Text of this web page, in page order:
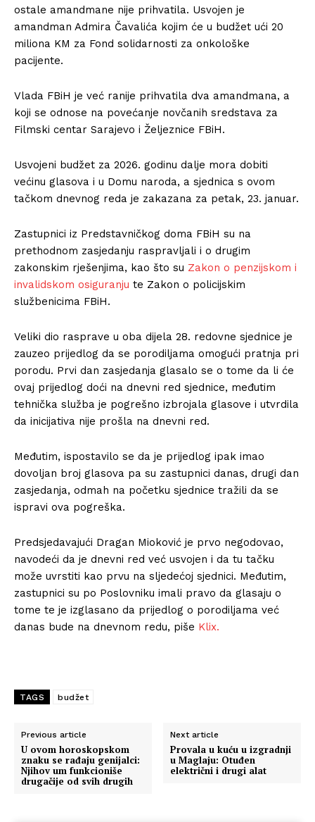
ostale amandmane nije prihvatila. Usvojen je
amandman Admira Čavalića kojim će u budžet ući 20
miliona KM za Fond solidarnosti za onkološke
pacijente.
Vlada FBiH je već ranije prihvatila dva amandmana, a
koji se odnose na povećanje novčanih sredstava za
Filmski centar Sarajevo i Željeznice FBiH.
Usvojeni budžet za 2026. godinu dalje mora dobiti
većinu glasova i u Domu naroda, a sjednica s ovom
tačkom dnevnog reda je zakazana za petak, 23. januar.
Zastupnici iz Predstavničkog doma FBiH su na
prethodnom zasjedanju raspravljali i o drugim
zakonskim rješenjima, kao što su Zakon o penzijskom i
invalidskom osiguranju te Zakon o policijskim
službenicima FBiH.
Veliki dio rasprave u oba dijela 28. redovne sjednice je
zauzeo prijedlog da se porodiljama omogući pratnja pri
porodu. Prvi dan zasjedanja glasalo se o tome da li će
ovaj prijedlog doći na dnevni red sjednice, međutim
tehnička služba je pogrešno izbrojala glasove i utvrdila
da inicijativa nije prošla na dnevni red.
Međutim, ispostavilo se da je prijedlog ipak imao
dovoljan broj glasova pa su zastupnici danas, drugi dan
zasjedanja, odmah na početku sjednice tražili da se
ispravi ova pogreška.
Predsjedavajući Dragan Mioković je prvo negodovao,
navodeći da je dnevni red već usvojen i da tu tačku
može uvrstiti kao prvu na sljedećoj sjednici. Međutim,
zastupnici su po Poslovniku imali pravo da glasaju o
tome te je izglasano da prijedlog o porodiljama već
danas bude na dnevnom redu, piše Klix.
TAGS budžet
Previous article
U ovom horoskopskom
znaku se rađaju genijalci:
Njihov um funkcioniše
drugačije od svih drugih
Next article
Provala u kuću u izgradnji
u Maglaju: Otuđen
električni i drugi alat